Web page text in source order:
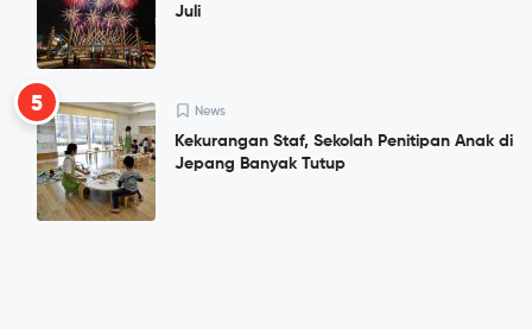
Juli
5 News
Kekurangan Staf, Sekolah Penitipan Anak di
Jepang Banyak Tutup